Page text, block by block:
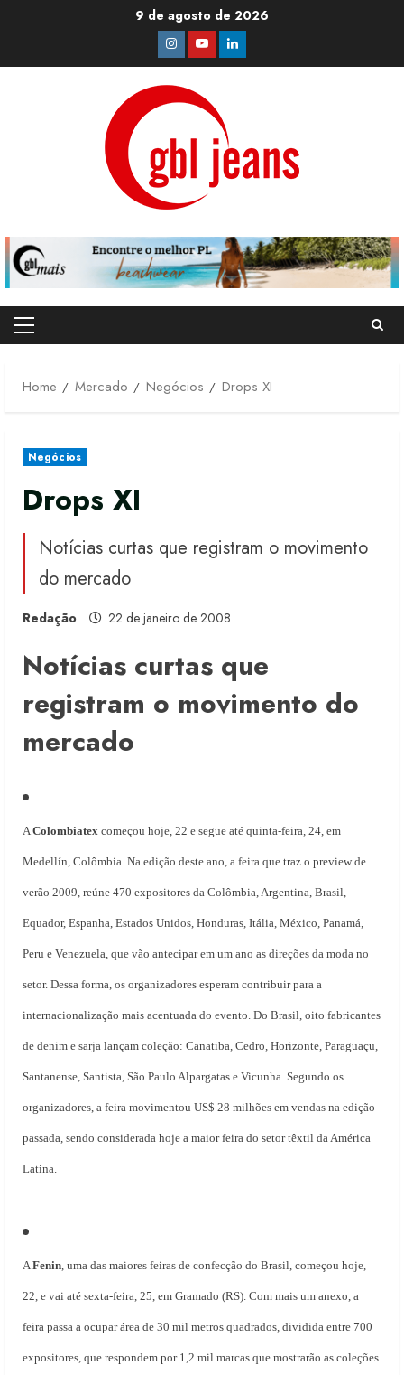
9 de agosto de 2026
Instagram
YoutubeLinkedin
Primary
Home
Mercado Negócios Drops XI
Negócios
Drops XI
Notícias curtas que registram o movimento
do mercado
Redação 22 de janeiro de 2008
Notícias curtas que
registram o movimento do
mercado
AColombiatex começou hoje, 22 e segue até quinta-feira, 24, em
Medellín, Colômbia. Na edição deste ano, a feira que traz o preview de
verão 2009, reúne 470 expositores da Colômbia, Argentina, Brasil,
Equador, Espanha, Estados Unidos, Honduras, Itália, México, Panamá,
Peru e Venezuela, que vão antecipar em um ano as direções da moda no
setor. Dessa forma, os organizadores esperam contribuir para a
internacionalização mais acentuada do evento. Do Brasil, oito fabricantes
de denim e sarja lançam coleção: Canatiba, Cedro, Horizonte, Paraguaçu,
Santanense, Santista, São Paulo Alpargatas e Vicunha. Segundo os
organizadores, a feira movimentou US$ 28 milhões em vendas na edição
passada, sendo considerada hoje a maior feira do setor têxtil da América
Latina.
AFenin, uma das maiores feiras de confecção do Brasil, começou hoje,
22, e vai até sexta-feira, 25, em Gramado (RS). Com mais um anexo, a
feira passa a ocupar área de 30 mil metros quadrados, dividida entre 700
expositores, que respondem por 1,2 mil marcas que mostrarão as coleções